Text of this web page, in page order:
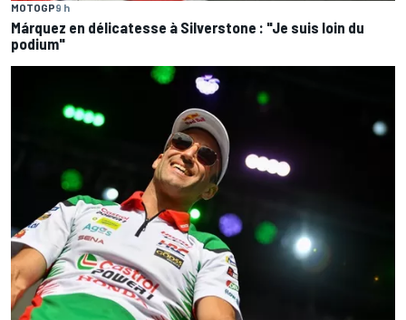
MOTOGP9 h
Márquez en délicatesse à Silverstone : "Je suis loin du
podium"